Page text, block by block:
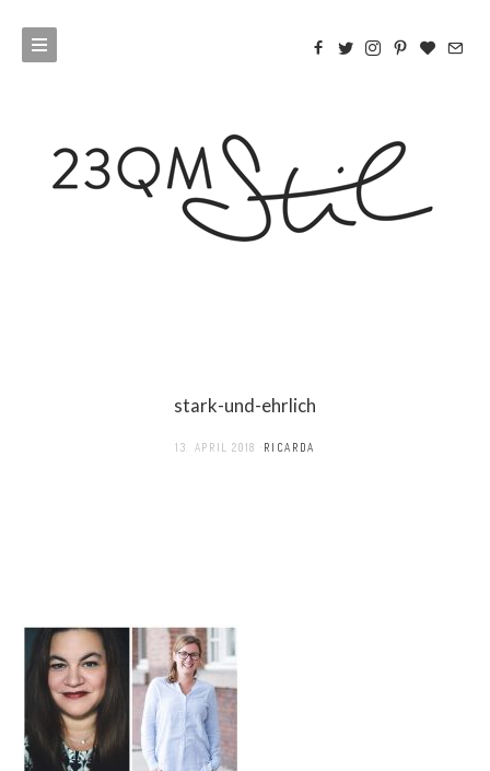
stark-und-ehrlich
13. APRIL 2018 RICARDA